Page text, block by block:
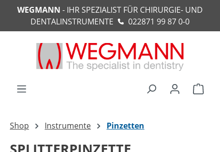
springen
WEGMANN - IHR SPEZIALIST FÜR CHIRURGIE- UND
DENTALINSTRUMENTE
022871 99 87 0-0
Shop Instrumente Pinzetten